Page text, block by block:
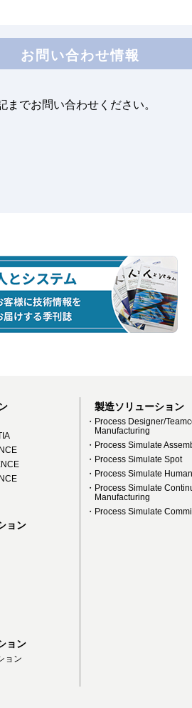
トローディングがもたらす変革
する取り組み
お問い合わせ情報
でお問い合わせください。
ョン
ョン
ョン
製造ソリューション
・Process Designer/
Manufacturing
・Process Simulate
・Process Simulate Spot
・Process Simulate Human
・Process Simulate
Manufacturing
・Process Simulate